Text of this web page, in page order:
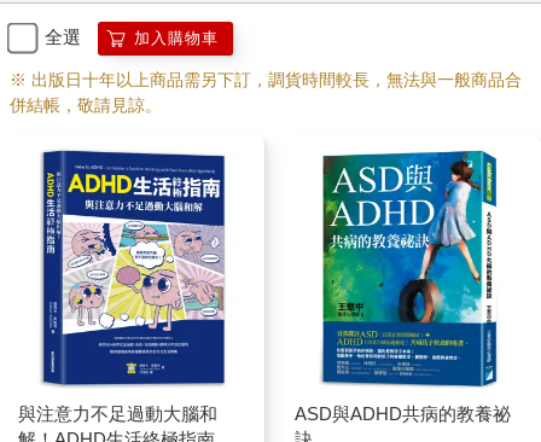
全選 加入購物車
※ 出版日十年以上商品需另下訂，調貨時間較長，無法與一般商品合
併結帳，敬請見諒。
與注意力不足過動大腦和
ASD與ADHD共病的教養祕